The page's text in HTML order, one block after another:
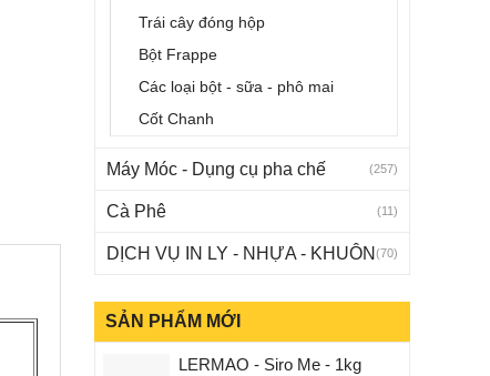
Trái cây đóng hộp
Bột Frappe
Các loại bột - sữa - phô mai
Cốt Chanh
Máy Móc - Dụng cụ pha chế (257)
Cà Phê (11)
DỊCH VỤ IN LY - NHỰA - KHUÔN (70)
SẢN PHẨM MỚI
LERMAO - Siro Me - 1kg